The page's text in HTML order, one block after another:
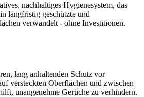
nachhaltiges Hygienesystem, das
langfristig geschützte und
verwandelt - ohne Investitionen.
lang anhaltenden Schutz vor
versteckten Oberflächen und zwischen
unangenehme Gerüche zu verhindern.